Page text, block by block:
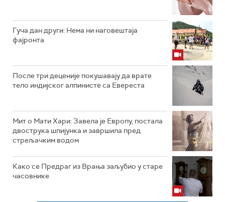
Гуча дан други: Нема ни наговештаја
фајронта
После три деценије покушавају да врате
тело индијског алпинисте са Евереста
Мит о Мати Хари: Завела је Европу, постала
двострука шпијунка и завршила пред
стрељачким водом
Како се Предраг из Врања заљубио у старе
часовнике